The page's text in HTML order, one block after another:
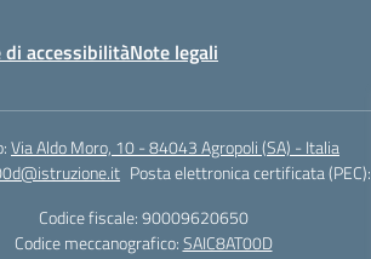
di accessibilitàNote legali
Via Aldo Moro, 10 - 84043 Agropoli (SA) - Italia
Posta elettronica certificata (PEC):
Codice fiscale: 90009620650
Codice meccanografico:SAIC8AT00D